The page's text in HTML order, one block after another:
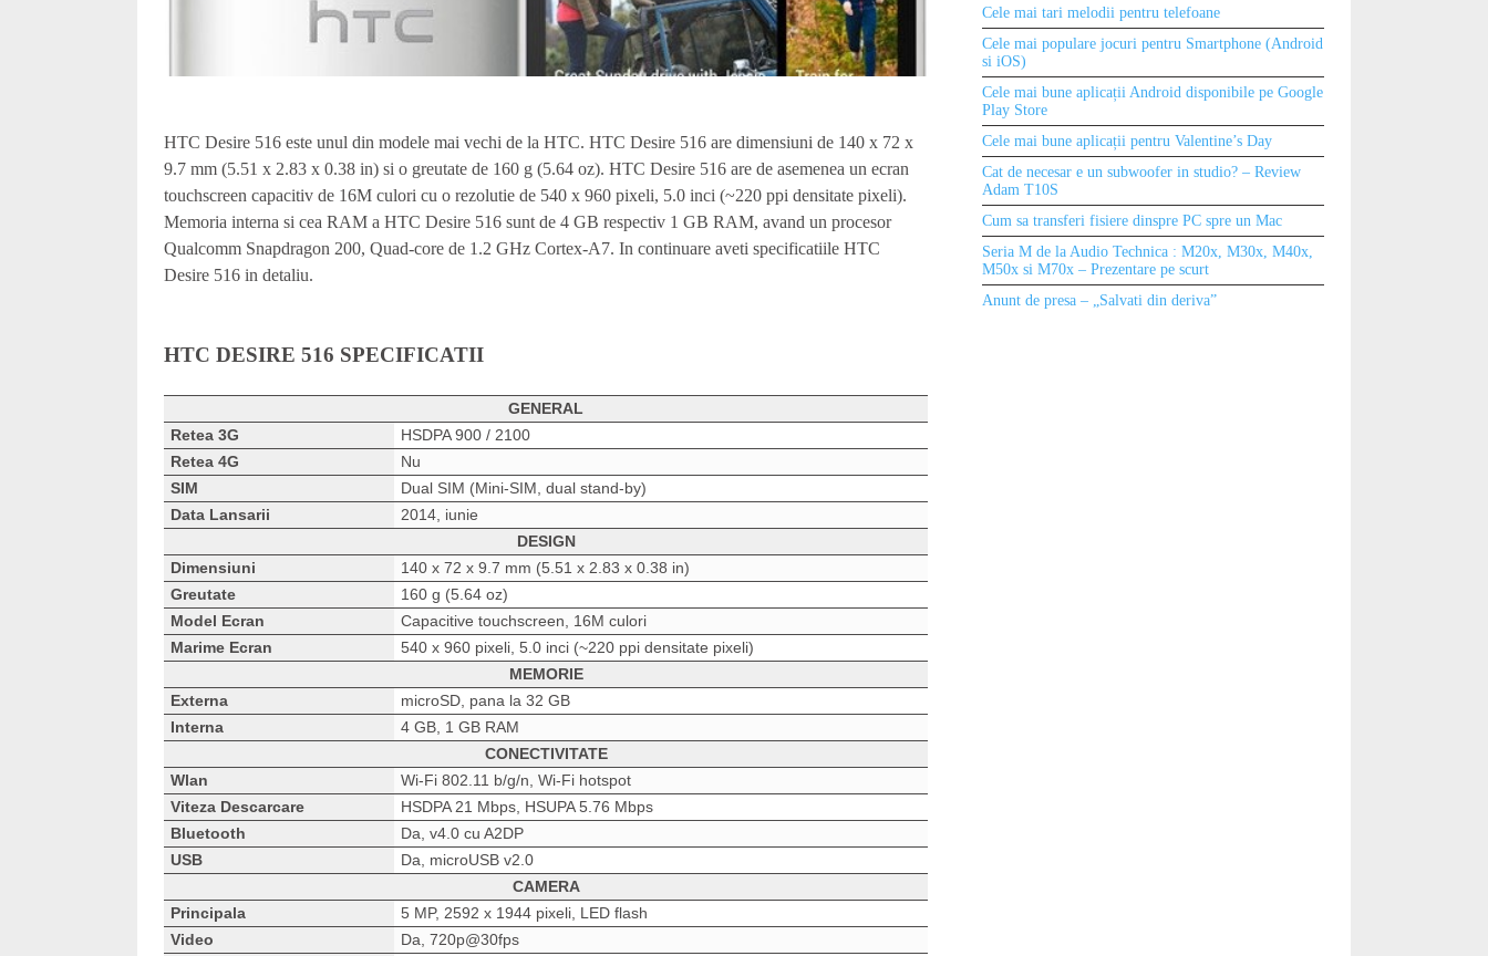
HTC Desire 516 este unul din modele mai vechi de la HTC. HTC Desire 516 are dimensiuni de 140 x 72 x
9.7 mm (5.51 x 2.83 x 0.38 in) si o greutate de 160 g (5.64 oz). HTC Desire 516 are de asemenea un ecran
touchscreen capacitiv de 16M culori cu o rezolutie de 540 x 960 pixeli, 5.0 inci (~220 ppi densitate pixeli).
Memoria interna si cea RAM a HTC Desire 516 sunt de 4 GB respectiv 1 GB RAM, avand un procesor
Qualcomm Snapdragon 200, Quad-core de 1.2 GHz Cortex-A7. In continuare aveti specificatiile HTC
Desire 516 in detaliu.
HTC DESIRE 516 SPECIFICATII
GENERAL
Retea 3G
HSDPA 900 / 2100
Retea 4G
Nu
SIM
Dual SIM (Mini-SIM, dual stand-by)
Data Lansarii
2014, iunie
DESIGN
Dimensiuni
140 x 72 x 9.7 mm (5.51 x 2.83 x 0.38 in)
Greutate
160 g (5.64 oz)
Model Ecran
Capacitive touchscreen, 16M culori
Marime Ecran
540 x 960 pixeli, 5.0 inci (~220 ppi densitate pixeli)
MEMORIE
Externa
microSD, pana la 32 GB
Interna
4 GB, 1 GB RAM
CONECTIVITATE
Wlan
Wi-Fi 802.11 b/g/n, Wi-Fi hotspot
Viteza Descarcare
HSDPA 21 Mbps, HSUPA 5.76 Mbps
Bluetooth
Da, v4.0 cu A2DP
USB
Da, microUSB v2.0
CAMERA
Principala
5 MP, 2592 х 1944 pixeli, LED flash
Video
Da, 720p@30fps
Cele mai tari melodii pentru telefoane
Cele mai populare jocuri pentru Smartphone (Android
si iOS)
Cele mai bune aplicații Android disponibile pe Google
Play Store
Cele mai bune aplicații pentru Valentine’s Day
Cat de necesar e un subwoofer in studio? – Review
Adam T10S
Cum sa transferi fisiere dinspre PC spre un Mac
Seria M de la Audio Technica : M20x, M30x, M40x,
M50x si M70x – Prezentare pe scurt
Anunt de presa – „Salvati din deriva”